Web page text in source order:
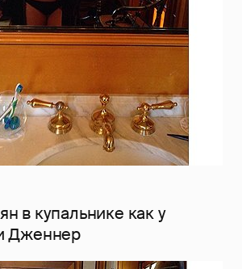
в купальнике как у
Дженнер